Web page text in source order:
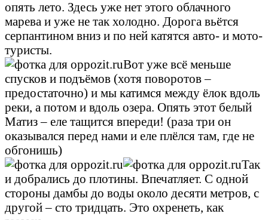
опять лето. Здесь уже нет этого облачного
марева и уже не так холодно. Дорога вьётся
серпантином вниз и по ней катятся авто- и мото-
туристы.
Вот уже всё меньше
спусков и подъёмов (хотя поворотов –
предостаточно) и мы катимся между ёлок вдоль
реки, а потом и вдоль озера. Опять этот белый
Матиз – еле тащится впереди! (раза три он
оказывался перед нами и еле плёлся там, где не
обгонишь)
Так
и добрались до плотины. Впечатляет. С одной
стороны дамбы до воды около десяти метров, с
другой – сто тридцать. Это охренеть, как